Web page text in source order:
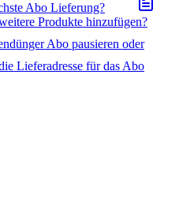
Abo Lieferung?
Produkte hinzufügen?
Abo pausieren oder
Lieferadresse für das Abo